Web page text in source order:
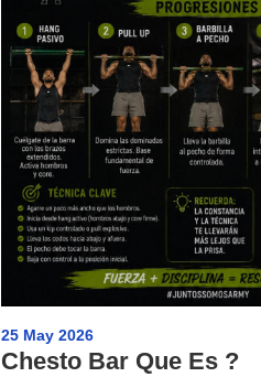
25 May 2026
Chesto Bar Que Es ?